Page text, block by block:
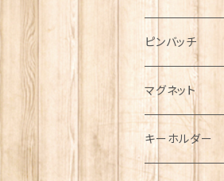
ハンチング帽
キャスケット
ディアストーカー
ニット帽
マフラー
タータン【
タータン【
ボタンラップマフ
サッシュ
スカーフ
ペンダント
チャーム
その他のアクセ
ラブスプーン
ラブスプーン【
ラブスプーン【
ファブリック
ティータオル
ペーパーナプキ
ティーコジー
ピンバッチ
ジェネラルデザ
乗り物
ミリタリー
マグネット
キーホルダー